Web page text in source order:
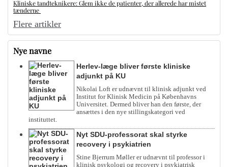
Kliniske tandteknikere: Glem ikke de patienter, der allerede har mistet
tænderne
Flere artikler
Nye navne
Herlev-læge bliver første kliniske
adjunkt på KU
Nikolai Loft er udnævnt til klinisk adjunkt ved
Institut for Klinisk Medicin på Københavns
Universitet. Dermed bliver han den første, der
ansættes i den nye stillingskategori ved
instituttet.
Nyt SDU-professorat skal styrke
recovery i psykiatrien
Stine Bjerrum Møller er udnævnt til professor i
klinisk psykologi og recovery i psykiatrisk